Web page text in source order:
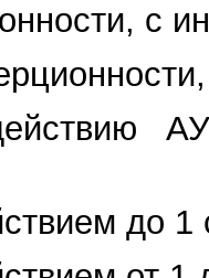
с
до 1